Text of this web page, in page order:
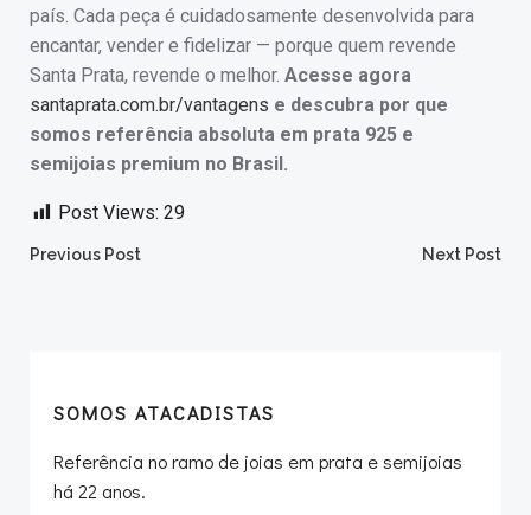
país. Cada peça é cuidadosamente desenvolvida para
encantar, vender e fidelizar — porque quem revende
Santa Prata, revende o melhor. Acesse agora
santaprata.com.br/vantagens e descubra por que
somos referência absoluta em prata 925 e
semijoias premium no Brasil.
Post Views: 29
Post
Previous Post Next Post
SOMOS ATACADISTAS
Referência no ramo de joias em prata e semijoias
há 22 anos.